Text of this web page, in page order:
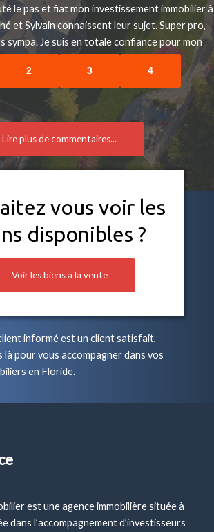
le pas et fiat mon investissement immobilier à
et Sylvain connaissent leur sujet. Super pro,
sympa. Je suis en totale confiance pour mon
projet de 2020.
2 3 4
Lire plus de commentaires...
vous voir les
disponibles ?
Voir les biens a la vente
informé est un client satisfait,
là pour vous accompagner dans vos
en Floride.
est une agence immobilière située à
dans l’accompagnement d’investisseurs